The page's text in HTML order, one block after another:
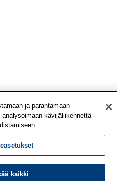
ja parantamaan
kävijäliikennettä
kaikki